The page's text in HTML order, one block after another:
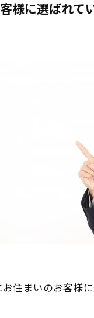
商品券を買取っても
買取大吉セラビ白
商品券を高く売る
様に選ばれて
住まいのお客様